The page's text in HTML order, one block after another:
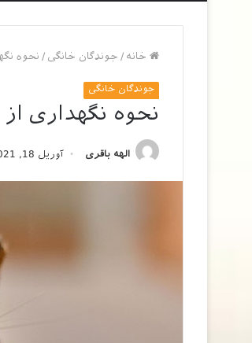
خانه / جوندگان خانگی / نحوه
جوندگان خانگی
نحوه نگهداری
الهه باقری آوریل 18, 2021